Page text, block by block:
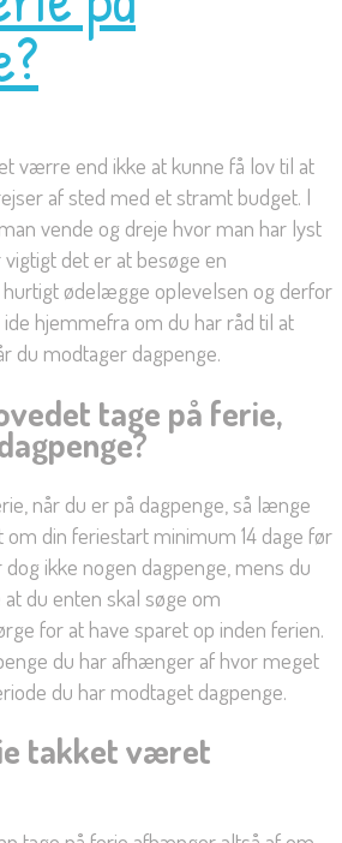
værre end ikke at kunne få lov til at
af sted med et stramt budget. I
vende og dreje hvor man har lyst
det er at besøge en
ødelægge oplevelsen og derfor
hjemmefra om du har råd til at
du modtager dagpenge.
tage på ferie,
når du er på dagpenge, så længe
din feriestart minimum 14 dage før
ikke nogen dagpenge, mens du
du enten skal søge om
for at have sparet op inden ferien.
du har afhænger af hvor meget
du har modtaget dagpenge.
takket været